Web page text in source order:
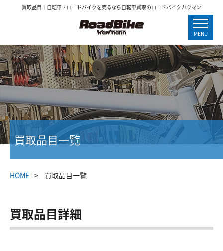
買取品目｜自転車・ロードバイクを売るなら自転車買取のロードバイクカウマン
MENU
買取品目一覧
HOME 買取品目一覧
買取品目詳細